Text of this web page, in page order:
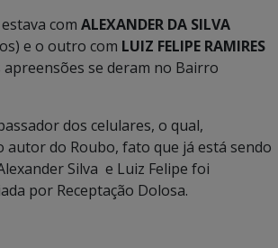
com ALEXANDER DA SILVA
e o outro com LUIZ FELIPE RAMIRES
apreensões se deram no Bairro
dos celulares, o qual,
autor do Roubo, fato que já está sendo
Silva e Luiz Felipe foi
por Receptação Dolosa.